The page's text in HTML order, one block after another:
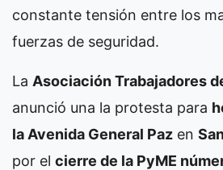
constante tensión entre los
fuerzas de seguridad.
La Asociación Trabajadores
anunció una la protesta para
la Avenida General Paz en
por el cierre de la PyME